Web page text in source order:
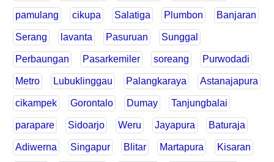
pamulang cikupa Salatiga Plumbon Banjaran
Serang lavanta Pasuruan Sunggal
Perbaungan Pasarkemiler soreang Purwodadi
Metro Lubuklinggau Palangkaraya Astanajapura
cikampek Gorontalo Dumay Tanjungbalai
parapare Sidoarjo Weru Jayapura Baturaja
Adiwerna Singapur Blitar Martapura Kisaran